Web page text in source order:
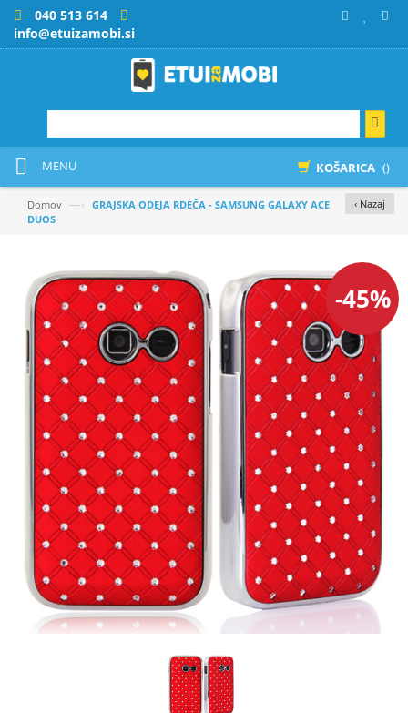
040 513 614
info@etuizamobi.si
KOŠARICA ()
MENU
‹ Nazaj
Domov —› GRAJSKA ODEJA RDEČA - SAMSUNG GALAXY ACE
DUOS
-45%